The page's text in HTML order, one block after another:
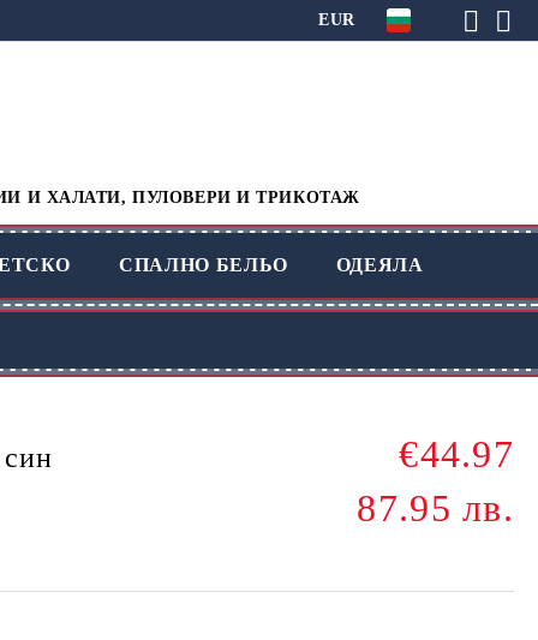
EUR
И ХАЛАТИ, ПУЛОВЕРИ И ТРИКОТАЖ
СПАЛНО БЕЛЬО ОДЕЯЛА
€44.97
87.95 лв.